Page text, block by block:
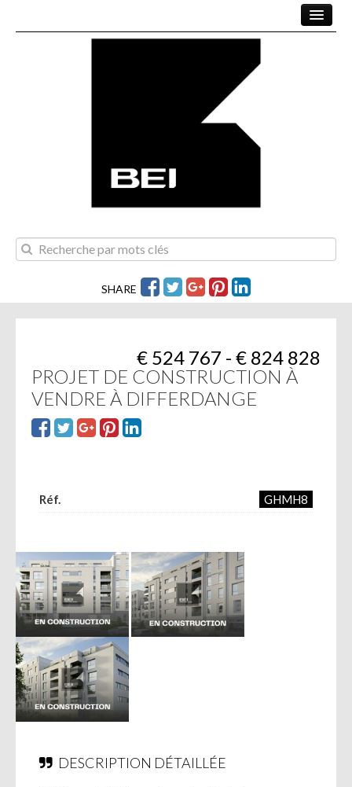
NOTRE ÉQUIPE
CONTACTEZ-NOUS
SHARE
€ 524 767 - € 824 828
PROJET DE CONSTRUCTION À
VENDRE À DIFFERDANGE
Réf. GHMH8
DESCRIPTION DÉTAILLÉE